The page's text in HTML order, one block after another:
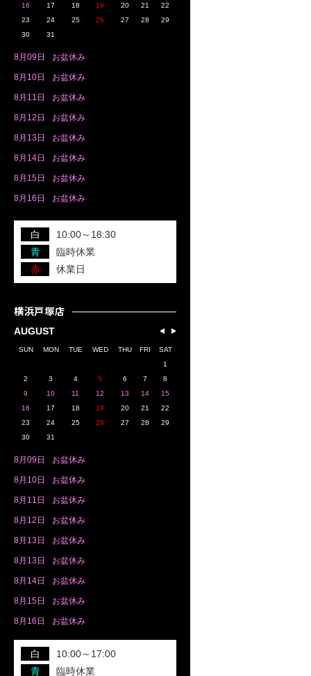
16
17 18 19 20 21
22
23
24 25 26 27 28
29
30
31
8月 09日 お盆休み
8月 10日 お盆休み
8月 11日 お盆休み
8月 12日 お盆休み
8月 13日 お盆休み
8月 14日 お盆休み
8月 15日 お盆休み
8月 16日 お盆休み
白
10:00～18:30
青
臨時休業
赤
休業日
横浜戸塚店
AUGUST
SUN MON TUE WED THU FRI
SAT
1
2
3 4 5 6 7
8
9
10 11 12 13 14
15
16
17 18 19 20 21
22
23
24 25 26 27 28
29
30
31
8月 09日 お盆休み
8月 10日 お盆休み
8月 11日 お盆休み
8月 12日 お盆休み
8月 13日 お盆休み
8月 13日 お盆休み
8月 14日 お盆休み
8月 15日 お盆休み
8月 16日 お盆休み
白
10:00～17:00
青
臨時休業